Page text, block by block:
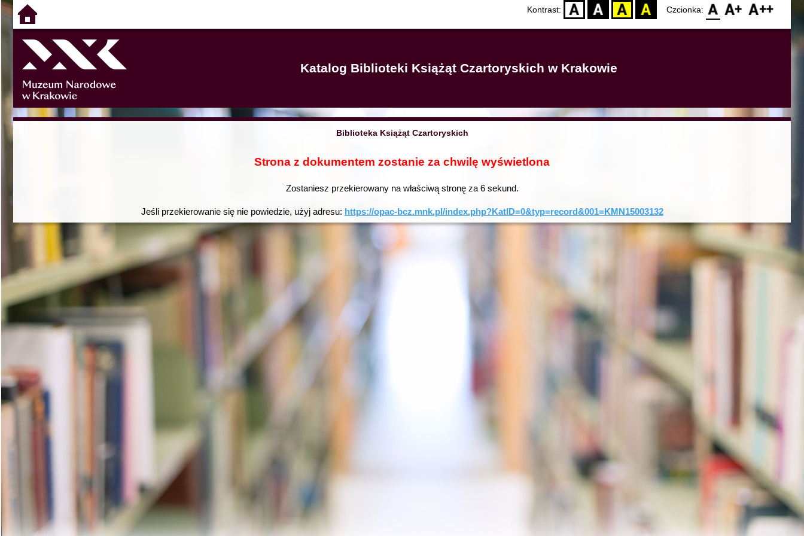
Kontrast: D BW YB BY Czcionka: F0 F1 F2
Katalog Biblioteki Książąt Czartoryskich w Krakowie
Biblioteka Książąt Czartoryskich
Strona z dokumentem zostanie za chwilę wyświetlona
Zostaniesz przekierowany na właściwą stronę za 6sekund.
Jeśli przekierowanie się nie powiedzie, użyj adresu: https://opac-bcz.mnk.pl/index.php?KatID=0&typ=record&001=KMN15003132